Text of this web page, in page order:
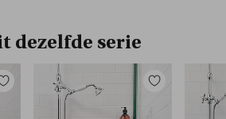
dezelfde serie
Toevoegen